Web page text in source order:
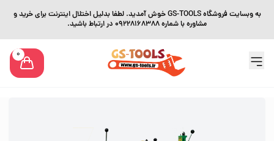
به وبسایت فروشگاه GS-TOOLS خوش آمدید. لطفا بدلیل اختلال اینترنت برای خرید و
مشاوره با شماره 09228168388 در ارتباط باشید.
0